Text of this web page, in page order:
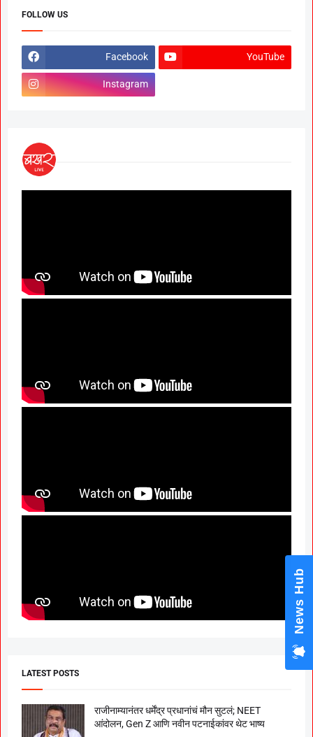
FOLLOW US
Facebook YouTube
Instagram
LATEST POSTS
राजीनाम्यानंतर धर्मेंद्र प्रधानांचं मौन सुटलं; NEET
आंदोलन, Gen Z आणि नवीन पटनाईकांवर थेट भाष्य
News Hub